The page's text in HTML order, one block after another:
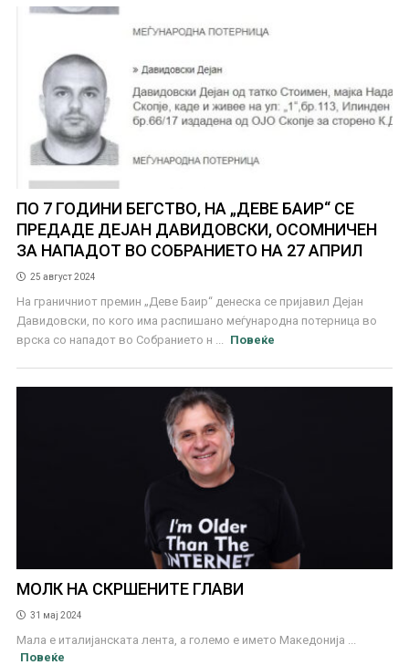
ПО 7 ГОДИНИ БЕГСТВО, НА „ДЕВЕ БАИР“ СЕ
ПРЕДАДЕ ДЕЈАН ДАВИДОВСКИ, ОСОМНИЧЕН
ЗА НАПАДОТ ВО СОБРАНИЕТО НА 27 АПРИЛ
25 август 2024
На граничниот премин „Деве Баир“ денеска се пријавил Дејан
Давидовски, по кого има распишано меѓународна потерница во
врска со нападот во Собранието н ...
Повеќе
МОЛК НА СКРШЕНИТЕ ГЛАВИ
31 мај 2024
Мала е италијанската лента, а големо е името Македонија ...
Повеќе